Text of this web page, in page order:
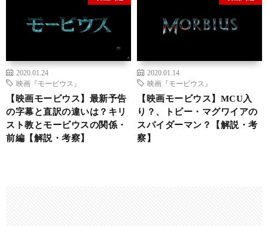
2020.01.24
映画『モービウス』
【映画モービウス】最新予告
の字幕と直訳の違いは？キリ
スト教とモービウスの関係・
前編【解説・考察】
2020.01.14
映画『モービウス』
【映画モービウス】MCU入
り？、トビー・マグワイアの
スパイダーマン？【解説・考
察】